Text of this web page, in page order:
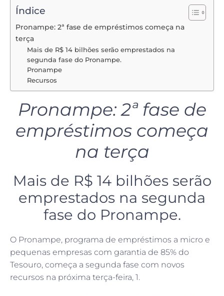
Índice
Pronampe: 2ª fase de empréstimos começa na
terça
Mais de R$ 14 bilhões serão emprestados na
segunda fase do Pronampe.
Pronampe
Recursos
Pronampe: 2ª fase de
empréstimos começa
na terça
Mais de R$ 14 bilhões serão
emprestados na segunda
fase do Pronampe.
O Pronampe, programa de empréstimos a micro e
pequenas empresas com garantia de 85% do
Tesouro, começa a segunda fase com novos
recursos na próxima terça-feira, 1.